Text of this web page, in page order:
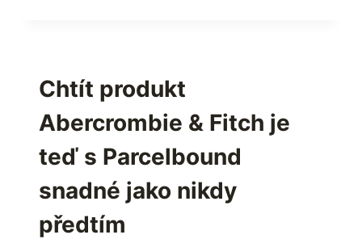
ZÁKAZNICKY
ORIENTOVANÉHO
INTERNETOVÉHO
AMAZON.COM
USA
Chtít produkt
Abercrombie & Fitch je
teď s Parcelbound
snadné jako nikdy
předtím